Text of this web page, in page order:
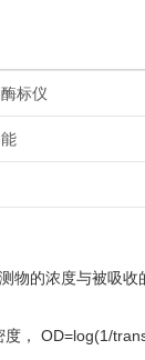
标仪
物的浓度与被吸收
， OD=log(1/